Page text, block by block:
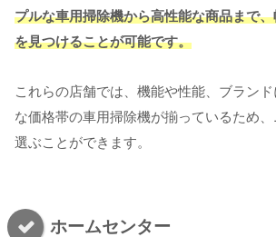
プルな車用掃除機から高性能な商品まで
を見つけることが可能です。
これらの店舗では、機能や性能、ブラン
な価格帯の車用掃除機が揃っているため
選ぶことができます。
ホームセンター